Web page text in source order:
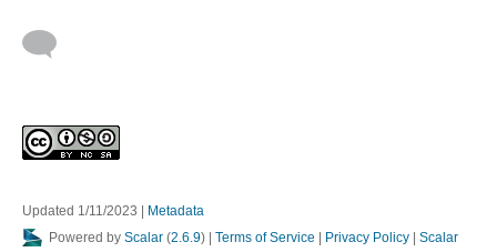
Updated 1/11/2023
Metadata
Powered by Scalar (2.6.9) | Terms of Service Privacy Policy Scalar